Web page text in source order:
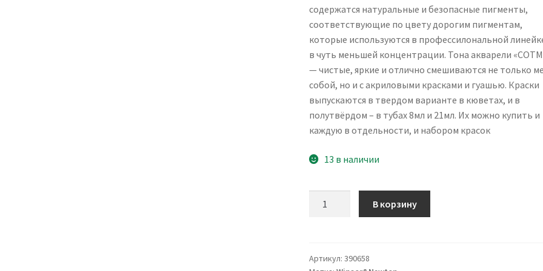
содержатся натуральные и безопасные пигменты,
соответствующие по цвету дорогим пигментам,
которые используются в профессилональной
в чуть меньшей концентрации. Тона акварели
— чистые, яркие и отлично смешиваются не только
собой, но и с акриловыми красками и гуашью. Краски
выпускаются в твердом варианте в кюветах, и в
полутвёрдом – в тубах 8мл и 21мл. Их можно купить и
каждую в отдельности, и набором красок
13 в наличии
"Cotman",
В корзину
Артикул:390658